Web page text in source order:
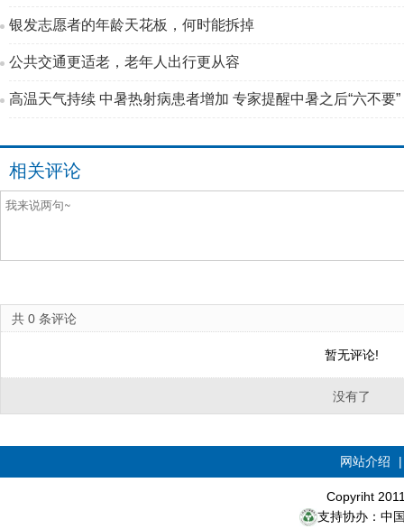
银发志愿者的年龄天花板，何时能拆掉
公共交通更适老，老年人出行更从容
高温天气持续 中暑热射病患者增加 专家提醒中暑之后“六不要”
相关评论
共 0 条评论
暂无评论!
没有了
网站介绍
Copyriht
支持协办：中